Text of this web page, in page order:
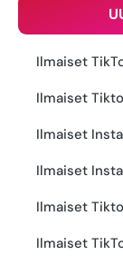
Ilmaiset
Ilmaiset
Ilmaiset
Ilmaiset
Ilmaiset
Ilmaiset